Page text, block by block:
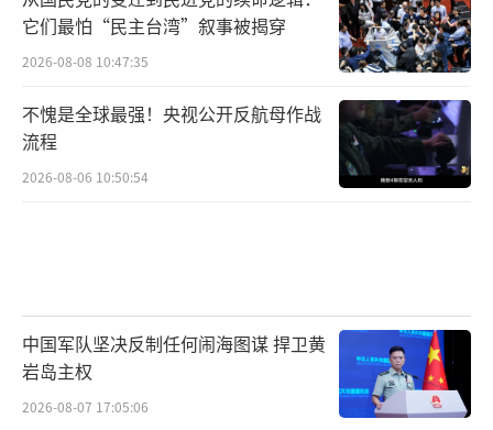
它们最怕“民主台湾”叙事被揭穿
2026-08-08 10:47:35
不愧是全球最强！央视公开反航母作战
流程
2026-08-06 10:50:54
中国军队坚决反制任何闹海图谋 捍卫黄
岩岛主权
2026-08-07 17:05:06